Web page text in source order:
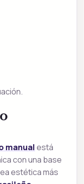
manualestá
con una base
estética más